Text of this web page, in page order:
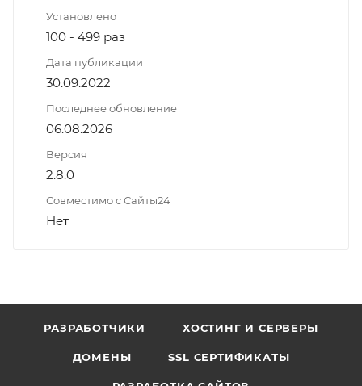
Установлено
100 - 499 раз
Дата публикации
30.09.2022
Последнее обновление
06.08.2026
Версия
2.8.0
Совместимо с Сайты24
Нет
РАЗРАБОТЧИКИ ХОСТИНГ И СЕРВЕРЫ
ДОМЕНЫ SSL СЕРТИФИКАТЫ